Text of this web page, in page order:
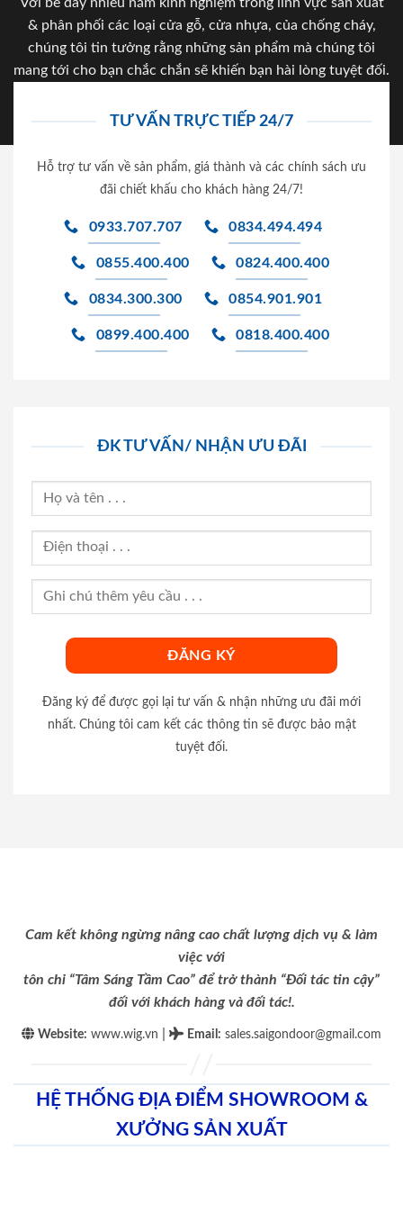
Với bề dày nhiều năm kinh nghiệm trong lĩnh vực sản xuất
& phân phối các loại cửa gỗ, cửa nhựa, của chống cháy,
chúng tôi tin tưởng rằng những sản phẩm mà chúng tôi
mang tới cho bạn chắc chắn sẽ khiến bạn hài lòng tuyệt đối.
TƯ VẤN TRỰC TIẾP 24/7
Hỗ trợ tư vấn về sản phẩm, giá thành và các chính sách ưu
đãi chiết khấu cho khách hàng 24/7!
0933.707.707 0834.494.494
0855.400.400 0824.400.400
0834.300.300 0854.901.901
0899.400.400 0818.400.400
ĐK TƯ VẤN/ NHẬN ƯU ĐÃI
Đăng ký để được gọi lại tư vấn & nhận những ưu đãi mới
nhất. Chúng tôi cam kết các thông tin sẽ được bảo mật
tuyệt đối.
Cam kết không ngừng nâng cao chất lượng dịch vụ & làm
việc với
tôn chỉ “Tâm Sáng Tầm Cao” để trở thành “Đối tác tin cậy”
đối với khách hàng và đối tác!.
Website: www.wig.vn Email : sales.saigondoor@gmail.com
HỆ THỐNG ĐỊA ĐIỂM SHOWROOM &
XƯỞNG SẢN XUẤT